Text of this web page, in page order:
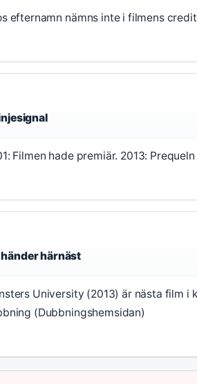
efternamn nämns inte i filmens
Filmen hade premiär. 2013:
härnäst
University (2013) är nästa film i
(Dubbningshemsidan)